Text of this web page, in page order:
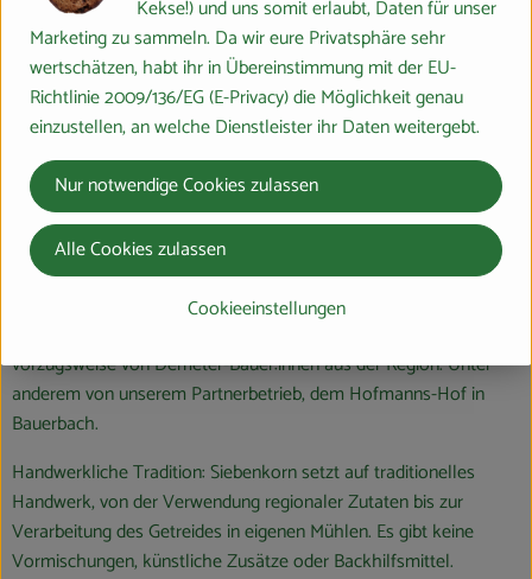
Siebenkorn ist eine Demeter-Bäckerei. Dieses Zertifikat garantiert
höchste Standards der biodynamischen Landwirtschaft und
sichert eine natürliche und nachhaltige Lebensmittelherstellung.
Was ist an der Arbeit von Siebenkorn besonders nachhaltig und
Verwendung alter Getreidesorten: Siebenkorn verwendet gerne
alte Getreidesorten wie Dinkel, Emmer, Einkorn und
Lichtkornroggen. Diese sind genügsam im Anbau, schonen den
Boden und sind ideal für Allergiker:innen.
vorzugsweise von Demeter-Bäuer:innen aus der Region. Unter
anderem von unserem Partnerbetrieb, dem Hofmanns-Hof in
Bauerbach.
Handwerkliche Tradition: Siebenkorn setzt auf traditionelles
Handwerk, von der Verwendung regionaler Zutaten bis zur
Verarbeitung des Getreides in eigenen Mühlen. Es gibt keine
Vormischungen, künstliche Zusätze oder Backhilfsmittel.
Kekse!) und uns somit erlaubt, Daten für unser
Marketing zu sammeln. Da wir eure Privatsphäre sehr
wertschätzen, habt ihr in Übereinstimmung mit der EU-
Richtlinie 2009/136/EG (E-Privacy) die Möglichkeit genau
einzustellen, an welche Dienstleister ihr Daten weitergebt.
Cookieeinstellungen
Nur notwendige Cookies zulassen
Alle Cookies zulassen